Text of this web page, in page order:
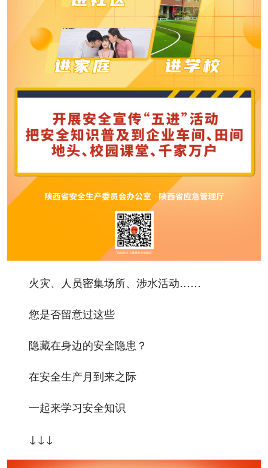
火灾、人员密集场所、涉水活动……
您是否留意过这些
隐藏在身边的安全隐患？
在安全生产月到来之际
一起来学习安全知识
↓↓↓